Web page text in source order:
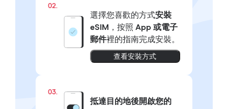
02.
選擇您喜歡的方式安裝
eSIM
，按照 App 或電子
郵件裡的指南完成安裝。
查看安裝方式
03.
抵達目的地後開啟您的